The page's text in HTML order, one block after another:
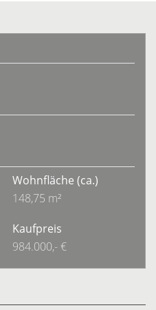
Wohnfläche (ca.)
148,75 m²
Kaufpreis
984.000,- €